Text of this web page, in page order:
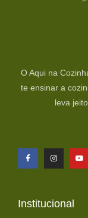
O Aqui na
te ensinar a
leva
Institucional